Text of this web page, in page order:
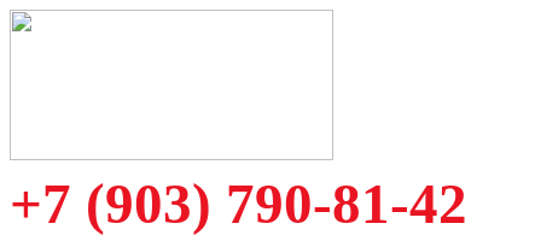
+7 (903) 790-81-42